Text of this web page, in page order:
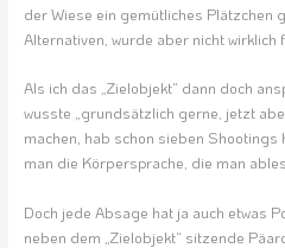
der Wiese ein gemütliches Plätzchen
Alternativen, wurde aber nicht wirklich
Als ich das „Zielobjekt“ dann doch
wusste „grundsätzlich gerne, jetzt
machen, hab schon sieben
man die Körpersprache, die man
Doch jede Absage hat ja auch etwas
neben dem „Zielobjekt“ sitzende